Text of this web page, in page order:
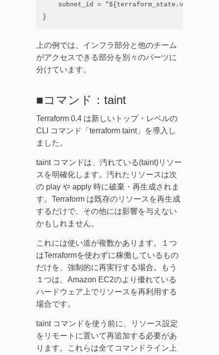
subnet_id =
}
上の例では、インフラ部分と他のチーム
がアクセスできる部分を別々のパーツに
分けています。
■コマンド：taint
Terraform 0.4 は新しいトップ・レベルの
CLI コマンド「terraform taint」を導入し
ました。
taint コマンドは、汚れている(taint)リソー
スを明確化します。汚れたリソースは次
の play や apply 時に破棄・再生成されま
す。Terraform は既存のリソースを再生成
するだけで、その他には影響を与えない
かもしれません。
これには使い道が複数かあります。１つ
はTerraformを使わずに稼働しているもの
だけを、強制的に再実行する場合。もう
１つは、Amazon EC2のより優れている
ハードウェア上でリソースを再利用する
場合です。
taint コマンドを使う前に、リソース設定
をリモートに置いて再追加する必要があ
ります。これらは全てコマンドライン上